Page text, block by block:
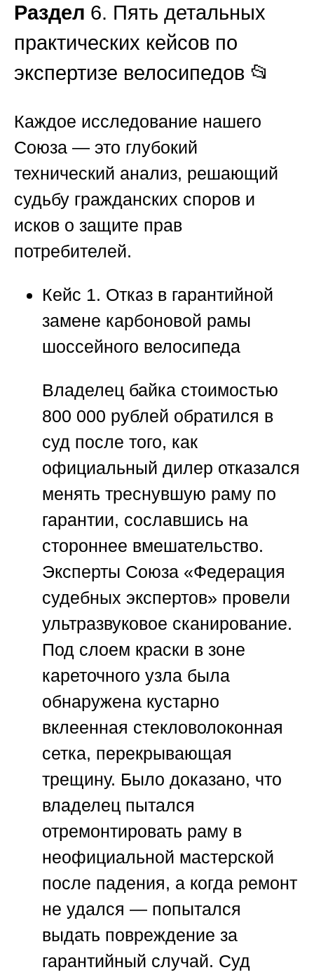
Раздел 6. Пять детальных
практических кейсов по
экспертизе велосипедов 📂
Каждое исследование нашего
Союза — это глубокий
технический анализ, решающий
судьбу гражданских споров и
исков о защите прав
потребителей.
Кейс 1. Отказ в гарантийной
замене карбоновой рамы
шоссейного велосипеда
Владелец байка стоимостью
800 000 рублей обратился в
суд после того, как
официальный дилер отказался
менять треснувшую раму по
гарантии, сославшись на
стороннее вмешательство.
Эксперты Союза «Федерация
судебных экспертов» провели
ультразвуковое сканирование.
Под слоем краски в зоне
кареточного узла была
обнаружена кустарно
вклеенная стекловолоконная
сетка, перекрывающая
трещину. Было доказано, что
владелец пытался
отремонтировать раму в
неофициальной мастерской
после падения, а когда ремонт
не удался — попытался
выдать повреждение за
гарантийный случай. Суд